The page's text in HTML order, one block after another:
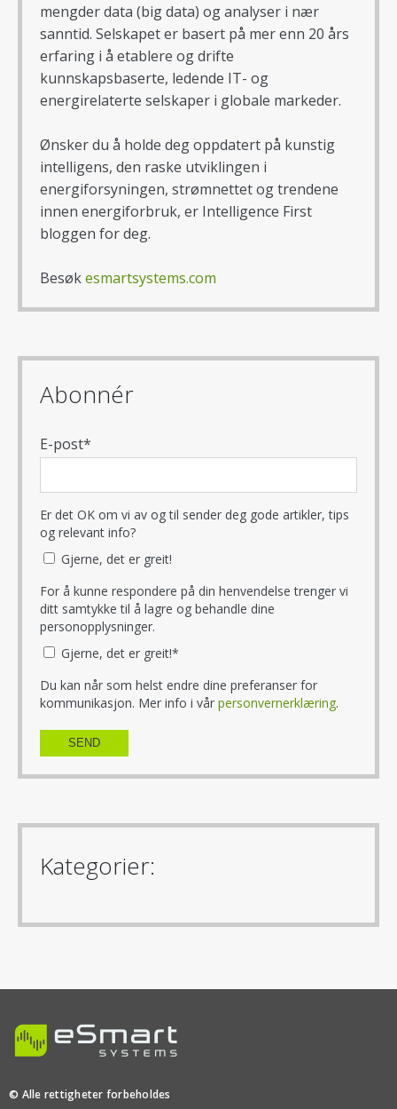
mengder data (big data) og analyser i nær
sanntid. Selskapet er basert på mer enn 20 års
erfaring i å etablere og drifte
kunnskapsbaserte, ledende IT- og
energirelaterte selskaper i globale markeder.
Ønsker du å holde deg oppdatert på kunstig
intelligens, den raske utviklingen i
energiforsyningen, strømnettet og trendene
innen energiforbruk, er Intelligence First
bloggen for deg.
Besøkesmartsystems.com
Abonnér
E-post*
Er det OK om vi av og til sender deg gode artikler, tips
og relevant info?
Gjerne, det er greit!
For å kunne respondere på din henvendelse trenger vi
ditt samtykke til å lagre og behandle dine
personopplysninger.
Gjerne, det er greit!*
Du kan når som helst endre dine preferanser for
kommunikasjon. Mer info i vår personvernerklæring.
Kategorier:
© Alle rettigheter forbeholdes